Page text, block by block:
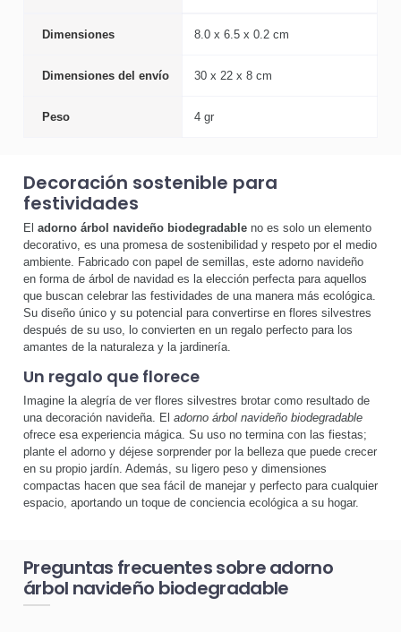
Dimensiones 8.0 x 6.5 x 0.2 cm
Dimensiones del envío 30 x 22 x 8 cm
Peso 4 gr
Decoración sostenible para
festividades
El adorno árbol navideño biodegradable no es solo un elemento
decorativo, es una promesa de sostenibilidad y respeto por el medio
ambiente. Fabricado con papel de semillas, este adorno navideño
en forma de árbol de navidad es la elección perfecta para aquellos
que buscan celebrar las festividades de una manera más ecológica.
Su diseño único y su potencial para convertirse en flores silvestres
después de su uso, lo convierten en un regalo perfecto para los
amantes de la naturaleza y la jardinería.
Un regalo que florece
Imagine la alegría de ver flores silvestres brotar como resultado de
una decoración navideña. El adorno árbol navideño biodegradable
ofrece esa experiencia mágica. Su uso no termina con las fiestas;
plante el adorno y déjese sorprender por la belleza que puede crecer
en su propio jardín. Además, su ligero peso y dimensiones
compactas hacen que sea fácil de manejar y perfecto para cualquier
espacio, aportando un toque de conciencia ecológica a su hogar.
Preguntas frecuentes sobre adorno
árbol navideño biodegradable